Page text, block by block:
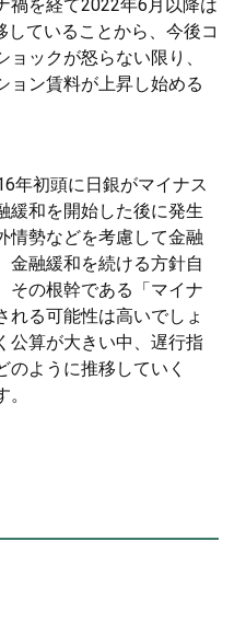
禍を経て2022年6月以降は
ていることから、今後コ
ックが怒らない限り、
ョン賃料が上昇し始める
年初頭に日銀がマイナス
緩和を開始した後に発生
情勢などを考慮して金融
金融緩和を続ける方針自
その根幹である「マイナ
れる可能性は高いでしょ
公算が大きい中、遅行指
ように推移していく